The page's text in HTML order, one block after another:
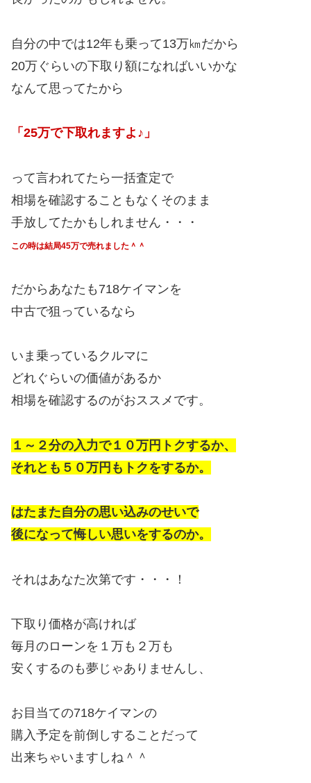
自分の中では12年も乗って13万㎞だから
20万ぐらいの下取り額になればいいかな
なんて思ってたから
「25万で下取れますよ♪」
って言われてたら一括査定で
相場を確認することもなくそのまま
手放してたかもしれません・・・
この時は結局45万で売れました＾＾
だからあなたも718ケイマンを
中古で狙っているなら
いま乗っているクルマに
どれぐらいの価値があるか
相場を確認するのがおススメです。
１～２分の入力で１０万円トクするか、
それとも５０万円もトクをするか。
はたまた自分の思い込みのせいで
後になって悔しい思いをするのか。
それはあなた次第です・・・！
下取り価格が高ければ
毎月のローンを１万も２万も
安くするのも夢じゃありませんし、
お目当ての718ケイマンの
購入予定を前倒しすることだって
出来ちゃいますしね＾＾